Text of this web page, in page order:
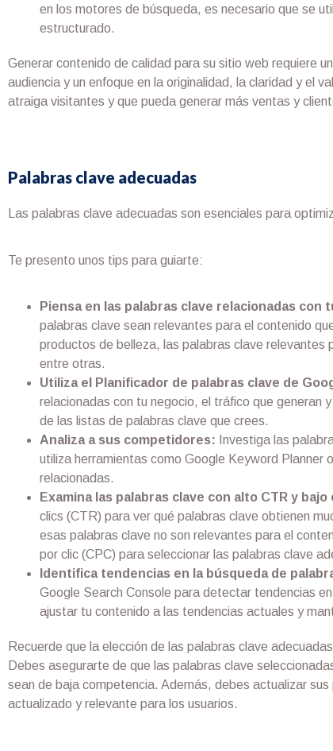
en los motores de búsqueda, es necesario que se
estructurado.
Generar contenido de calidad para su sitio web requiere
audiencia y un enfoque en la originalidad, la claridad y el
atraiga visitantes y que pueda generar más ventas y
Palabras clave adecuadas
Las palabras clave adecuadas son esenciales para
Te presento unos tips para guiarte:
Piensa en las palabras clave relacionadas con
palabras clave sean relevantes para el contenido
productos de belleza, las palabras clave relevantes
entre otras.
Utiliza el Planificador de palabras clave de
relacionadas con tu negocio, el tráfico que generan
de las listas de palabras clave que crees.
Analiza a sus competidores: Investiga las
utiliza herramientas como Google Keyword Planner
relacionadas.
Examina las palabras clave con alto CTR y
clics (CTR) para ver qué palabras clave obtienen
esas palabras clave no son relevantes para el
por clic (CPC) para seleccionar las palabras clave
Identifica tendencias en la búsqueda de
Google Search Console para detectar tendencias
ajustar tu contenido a las tendencias actuales y
Recuerde que la elección de las palabras clave
Debes asegurarte de que las palabras clave
sean de baja competencia. Además, debes actualizar
actualizado y relevante para los usuarios.